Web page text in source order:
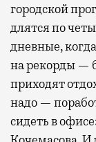
городской
длятся по
дневные,
на рекорды —
приходят
надо —
сидеть в